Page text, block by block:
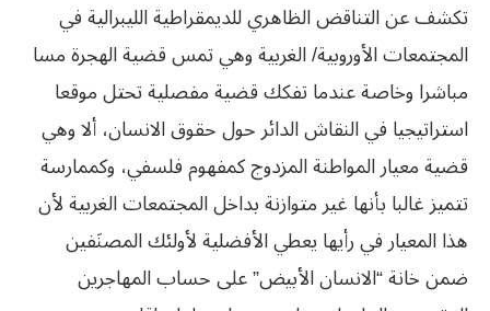
تكشف عن التناقض الظاهري للديمقراطية الليبرالية في
المجتمعات الأوروبية/ الغربية وهي تمس قضية الهجرة مسا
مباشرا وخاصة عندما تفكك قضية مفصلية تحتل موقعا
استراتيجيا في النقاش الدائر حول حقوق الانسان، ألا وهي
قضية معيار المواطنة المزدوج كمفهوم فلسفي، وكممارسة
تتميز غالبا بأنها غير متوازنة بداخل المجتمعات الغربية لأن
هذا المعيار في رأيها يعطي الأفضلية لأولئك المصنَفين
ضمن خانة“الانسان الأبيض” على حساب المهاجرين